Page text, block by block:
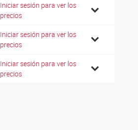
Iniciar sesión para ver los
precios
Iniciar sesión para ver los
precios
Iniciar sesión para ver los
precios